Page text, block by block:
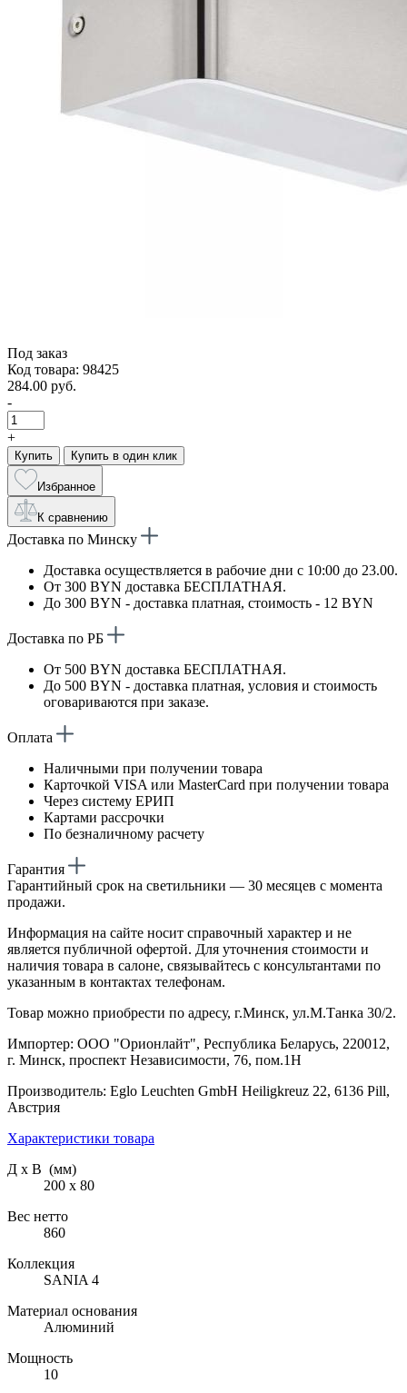
Под заказ
Код товара: 98425
284.00 руб.
-
+
Купить Купить в один клик
Избранное
К сравнению
Доставка по Минску
Доставка осуществляется в рабочие дни с 10:00 до 23.00.
От 300 BYN доставка БЕСПЛАТНАЯ.
До 300 BYN - доставка платная, стоимость - 12 BYN
Доставка по РБ
От 500 BYN доставка БЕСПЛАТНАЯ.
До 500 BYN - доставка платная, условия и стоимость
оговариваются при заказе.
Оплата
Наличными при получении товара
Карточкой VISA или MasterCard при получении товара
Через систему ЕРИП
Картами рассрочки
По безналичному расчету
Гарантия
Гарантийный срок на светильники — 30 месяцев с момента
продажи.
Информация на сайте носит справочный характер и не
является публичной офертой. Для уточнения стоимости и
наличия товара в салоне, связывайтесь с консультантами по
указанным в контактах телефонам.
Товар можно приобрести по адресу, г.Минск, ул.М.Танка 30/2.
Импортер: ООО "Орионлайт", Республика Беларусь, 220012,
г. Минск, проспект Независимости, 76, пом.1Н
Производитель: Eglo Leuchten GmbH Heiligkreuz 22, 6136 Pill,
Австрия
Характеристики товара
Д х В (мм)
200 х 80
Вес нетто
860
Коллекция
SANIA 4
Материал основания
Алюминий
Мощность
10